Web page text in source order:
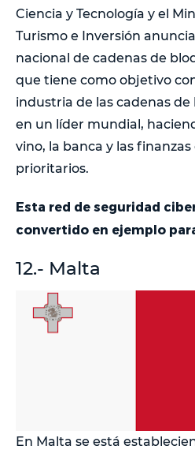
Ciencia y Tecnología y el
Turismo e Inversión
nacional de cadenas de
que tiene como objetivo
industria de las cadenas
en un líder mundial,
vino, la banca y las
prioritarios.
Esta red de seguridad
convertido en ejemplo
12.- Malta
En Malta se está